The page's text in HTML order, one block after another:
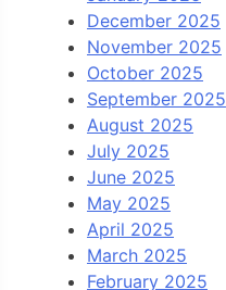
December 2025
November 2025
October 2025
September 2025
August 2025
July 2025
June 2025
May 2025
April 2025
March 2025
February 2025